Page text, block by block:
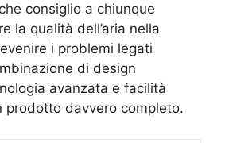
consiglio a chiunque
la qualità dell’aria nella
i problemi legati
di design
avanzata e facilità
prodotto davvero completo.